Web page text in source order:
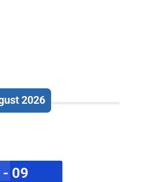
2026
- 09